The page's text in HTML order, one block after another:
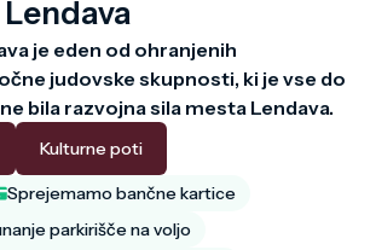
je eden od ohranjenih
judovske skupnosti, ki je vse do
Kulturne poti
Sprejemamo bančne kartice
parkirišče na voljo